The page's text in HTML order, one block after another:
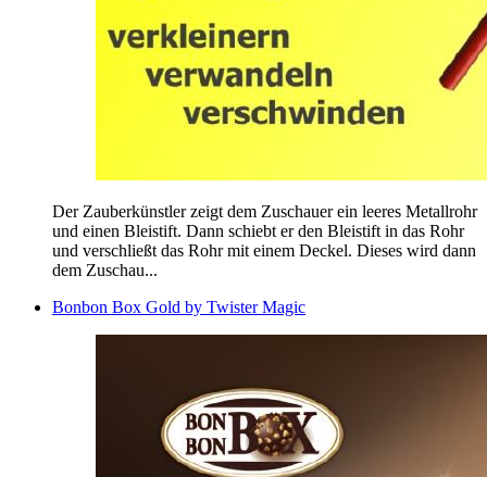
Der Zauberkünstler zeigt dem Zuschauer ein leeres Metallrohr
und einen Bleistift. Dann schiebt er den Bleistift in das Rohr
und verschließt das Rohr mit einem Deckel. Dieses wird dann
dem Zuschau...
Bonbon Box Gold by Twister Magic